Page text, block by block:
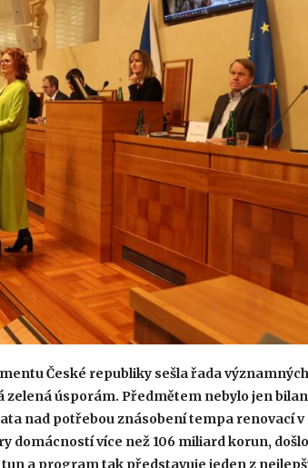
České republiky sešla řada
úsporám. Předmětem nebylo jen
nad potřebou znásobení tempa renovací v
domácností více než 106 miliard korun,
tun a program tak představuje jeden z